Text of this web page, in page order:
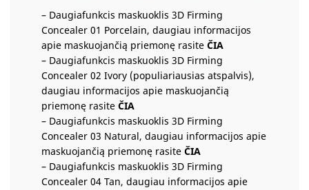
– Daugiafunkcis maskuoklis 3D Firming
Concealer 01 Porcelain, daugiau informacijos
apie maskuojančią priemonę rasite ČIA
– Daugiafunkcis maskuoklis 3D Firming
Concealer 02 Ivory (populiariausias atspalvis),
daugiau informacijos apie maskuojančią
priemonę rasite ČIA
– Daugiafunkcis maskuoklis 3D Firming
Concealer 03 Natural, daugiau informacijos apie
maskuojančią priemonę rasite ČIA
– Daugiafunkcis maskuoklis 3D Firming
Concealer 04 Tan, daugiau informacijos apie